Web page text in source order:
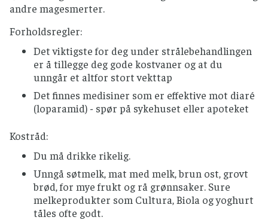
andre magesmerter.
Forholdsregler:
Det viktigste for deg under strålebehandlingen
er å tillegge deg gode kostvaner og at du
unngår et altfor stort vekttap
Det finnes medisiner som er effektive mot diaré
(loparamid) - spør på sykehuset eller apoteket
Kostråd:
Du må drikke rikelig.
Unngå søtmelk, mat med melk, brun ost, grovt
brød, for mye frukt og rå grønnsaker. Sure
melkeprodukter som Cultura, Biola og yoghurt
tåles ofte godt.